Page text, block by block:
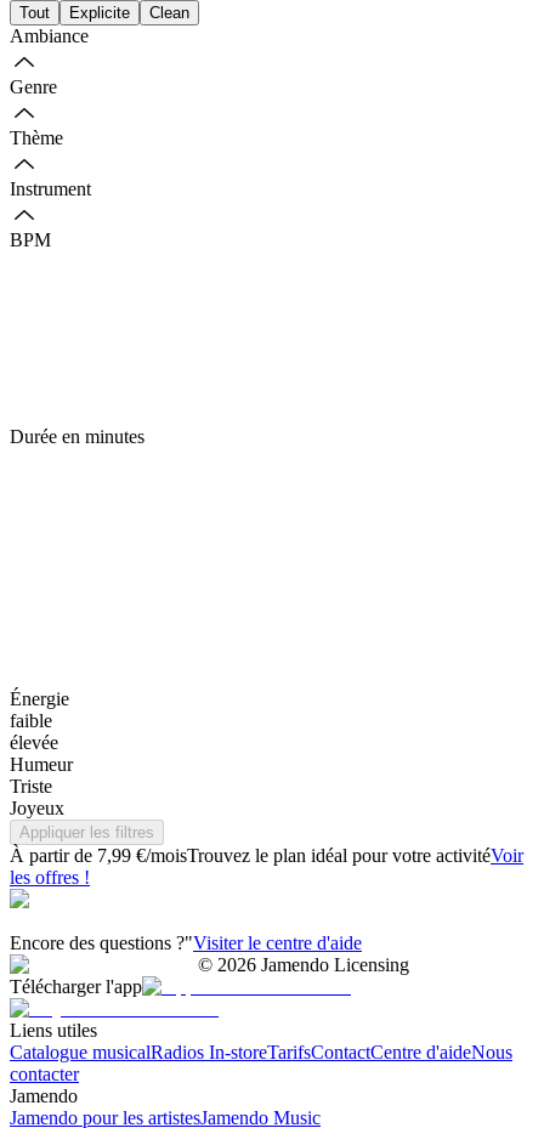
Tout Explicite Clean
Ambiance
Genre
Thème
Instrument
BPM
Durée en minutes
Énergie
faible
élevée
Humeur
Triste
Joyeux
Appliquer les filtres
À partir de 7,99 €/moisTrouvez le plan idéal pour votre activitéVoir
les offres !
Encore des questions ?"Visiter le centre d'aide
© 2026 Jamendo Licensing
Télécharger l'app
Liens utiles
Catalogue musicalRadios In-storeTarifsContactCentre d'aideNous
contacter
Jamendo
Jamendo pour les artistesJamendo Music